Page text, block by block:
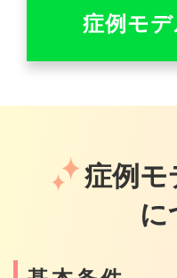
症例モ
症例モ
に